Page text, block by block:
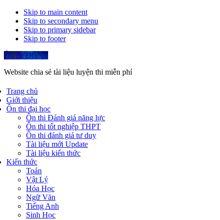
Skip to main content
Skip to secondary menu
Skip to primary sidebar
Skip to footer
Ôn thi ĐGNL
Website chia sẻ tài liệu luyện thi miễn phí
Trang chủ
Giới thiệu
Ôn thi đại học
Ôn thi Đánh giá năng lực
Ôn thi tốt nghiệp THPT
Ôn thi đánh giá tư duy
Tài liệu mới Update
Tài liệu kiến thức
Kiến thức
Toán
Vật Lý
Hóa Học
Ngữ Văn
Tiếng Anh
Sinh Học